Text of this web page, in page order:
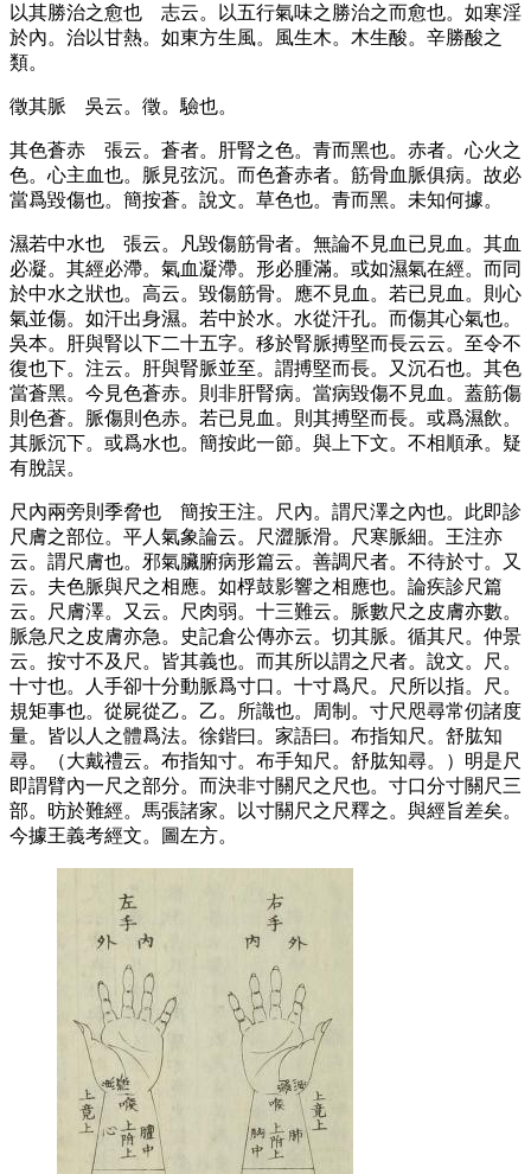
以其勝治之愈也 志云。以五行氣味之勝治之而愈也。如寒淫
於內。治以甘熱。如東方生風。風生木。木生酸。辛勝酸之
類。
徵其脈 吳云。徵。驗也。
其色蒼赤 張云。蒼者。肝腎之色。青而黑也。赤者。心火之
色。心主血也。脈見弦沉。而色蒼赤者。筋骨血脈俱病。故必
當爲毀傷也。簡按蒼。說文。草色也。青而黑。未知何據。
濕若中水也 張云。凡毀傷筋骨者。無論不見血已見血。其血
必凝。其經必滯。氣血凝滯。形必腫滿。或如濕氣在經。而同
於中水之狀也。高云。毀傷筋骨。應不見血。若已見血。則心
氣並傷。如汗出身濕。若中於水。水從汗孔。而傷其心氣也。
吳本。肝與腎以下二十五字。移於腎脈搏堅而長云云。至令不
復也下。注云。肝與腎脈並至。謂搏堅而長。又沉石也。其色
當蒼黑。今見色蒼赤。則非肝腎病。當病毀傷不見血。蓋筋傷
則色蒼。脈傷則色赤。若已見血。則其搏堅而長。或爲濕飲。
其脈沉下。或爲水也。簡按此一節。與上下文。不相順承。疑
有脫誤。
尺內兩旁則季脅也 簡按王注。尺內。謂尺澤之內也。此即診
尺膚之部位。平人氣象論云。尺澀脈滑。尺寒脈細。王注亦
云。謂尺膚也。邪氣臟腑病形篇云。善調尺者。不待於寸。又
云。夫色脈與尺之相應。如桴鼓影響之相應也。論疾診尺篇
云。尺膚澤。又云。尺肉弱。十三難云。脈數尺之皮膚亦數。
脈急尺之皮膚亦急。史記倉公傳亦云。切其脈。循其尺。仲景
云。按寸不及尺。皆其義也。而其所以謂之尺者。說文。尺。
十寸也。人手卻十分動脈爲寸口。十寸爲尺。尺所以指。尺。
規矩事也。從屍從乙。乙。所識也。周制。寸尺咫尋常仞諸度
量。皆以人之體爲法。徐鍇曰。家語曰。布指知尺。舒肱知
尋。
（大戴禮云。布指知寸。布手知尺。舒肱知尋。） 明是尺
即謂臂內一尺之部分。而決非寸關尺之尺也。寸口分寸關尺三
部。昉於難經。馬張諸家。以寸關尺之尺釋之。與經旨差矣。
今據王義考經文。圖左方。